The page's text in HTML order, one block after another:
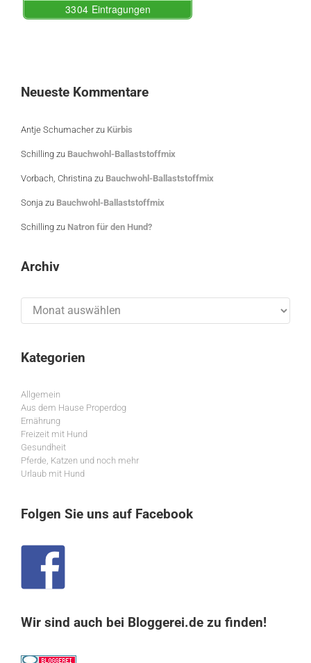
Neueste Kommentare
Antje Schumacherzu Kürbis
Schilling zu Bauchwohl-Ballaststoffmix
Vorbach, Christina zu Bauchwohl-Ballaststoffmix
Sonja zu Bauchwohl-Ballaststoffmix
Schilling zu Natron für den Hund?
Archiv
Kategorien
Allgemein
Aus dem Hause Properdog
Ernährung
Freizeit mit Hund
Gesundheit
Pferde, Katzen und noch mehr
Urlaub mit Hund
Folgen Sie uns auf Facebook
Wir sind auch bei Bloggerei.de zu finden!